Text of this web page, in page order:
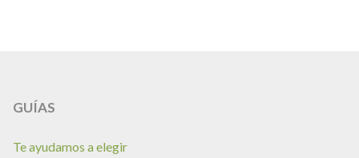
GUÍAS
Te ayudamos a elegir